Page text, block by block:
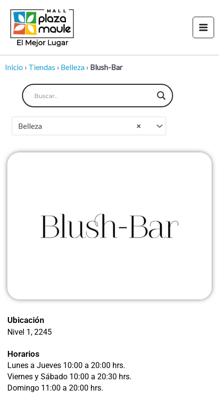
contenido
Inicio › Tiendas › Belleza › Blush-Bar
×
Belleza
Ubicación
Nivel 1 , 2245
Horarios
Lunes a Jueves 10:00 a 20:00 hrs.
Viernes y Sábado 10:00 a 20:30 hrs.
Domingo 11:00 a 20:00 hrs.